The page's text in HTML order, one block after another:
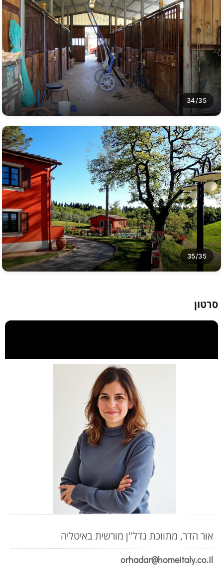
34/35
35/35
סרטון
אור הדר, מתווכת נדל"ן מורשית באיטליה
orhadar@homeitaly.co.il